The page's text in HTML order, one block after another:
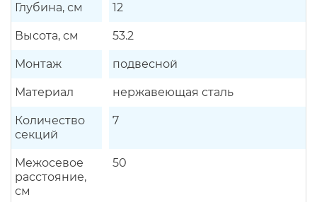
Глубина, см 12
Высота, см 53.2
Монтаж подвесной
Материал нержавеющая сталь
Количество
секций
7
Межосевое
расстояние,
см
50